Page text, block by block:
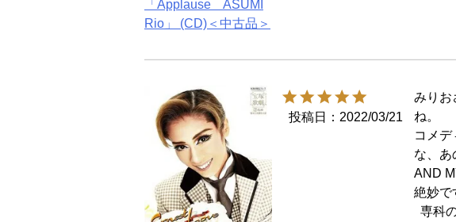
「Applause ASUMI
Rio」 (CD)＜中古品＞
投稿日 2022/03/21
みりお
ね。
コメ
な、あ
AND
絶妙で
  専科の悠真 倫さんも、父親役も母親役も両方できる方で、存在感があり、素晴らしいで